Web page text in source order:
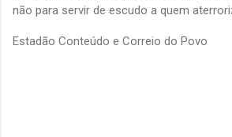
não para servir de escudo a quem
Estadão Conteúdo e Correio do Povo